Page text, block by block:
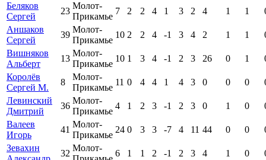
Беляков
Сергей
23
Молот-
Прикамье
7 2 2 4 1 3 2 4 1 1
Аншаков
Сергей
39
Молот-
Прикамье
10 2 2 4 -1 3 4 2 1 1
Вишняков
Альберт
13
Молот-
Прикамье
10 1 3 4 -1 2 3 26 0 1
Королёв
Сергей М.
8
Молот-
Прикамье
11 0 4 4 1 4 3 0 0 0
Левинский
Дмитрий
36
Молот-
Прикамье
4 1 2 3 -1 2 3 0 1 0
Валеев
Игорь
41
Молот-
Прикамье
24 0 3 3 -7 4 11 44 0 0
Зевахин
32
Молот-
6 1 1 2 -1 2 3 4 1 0